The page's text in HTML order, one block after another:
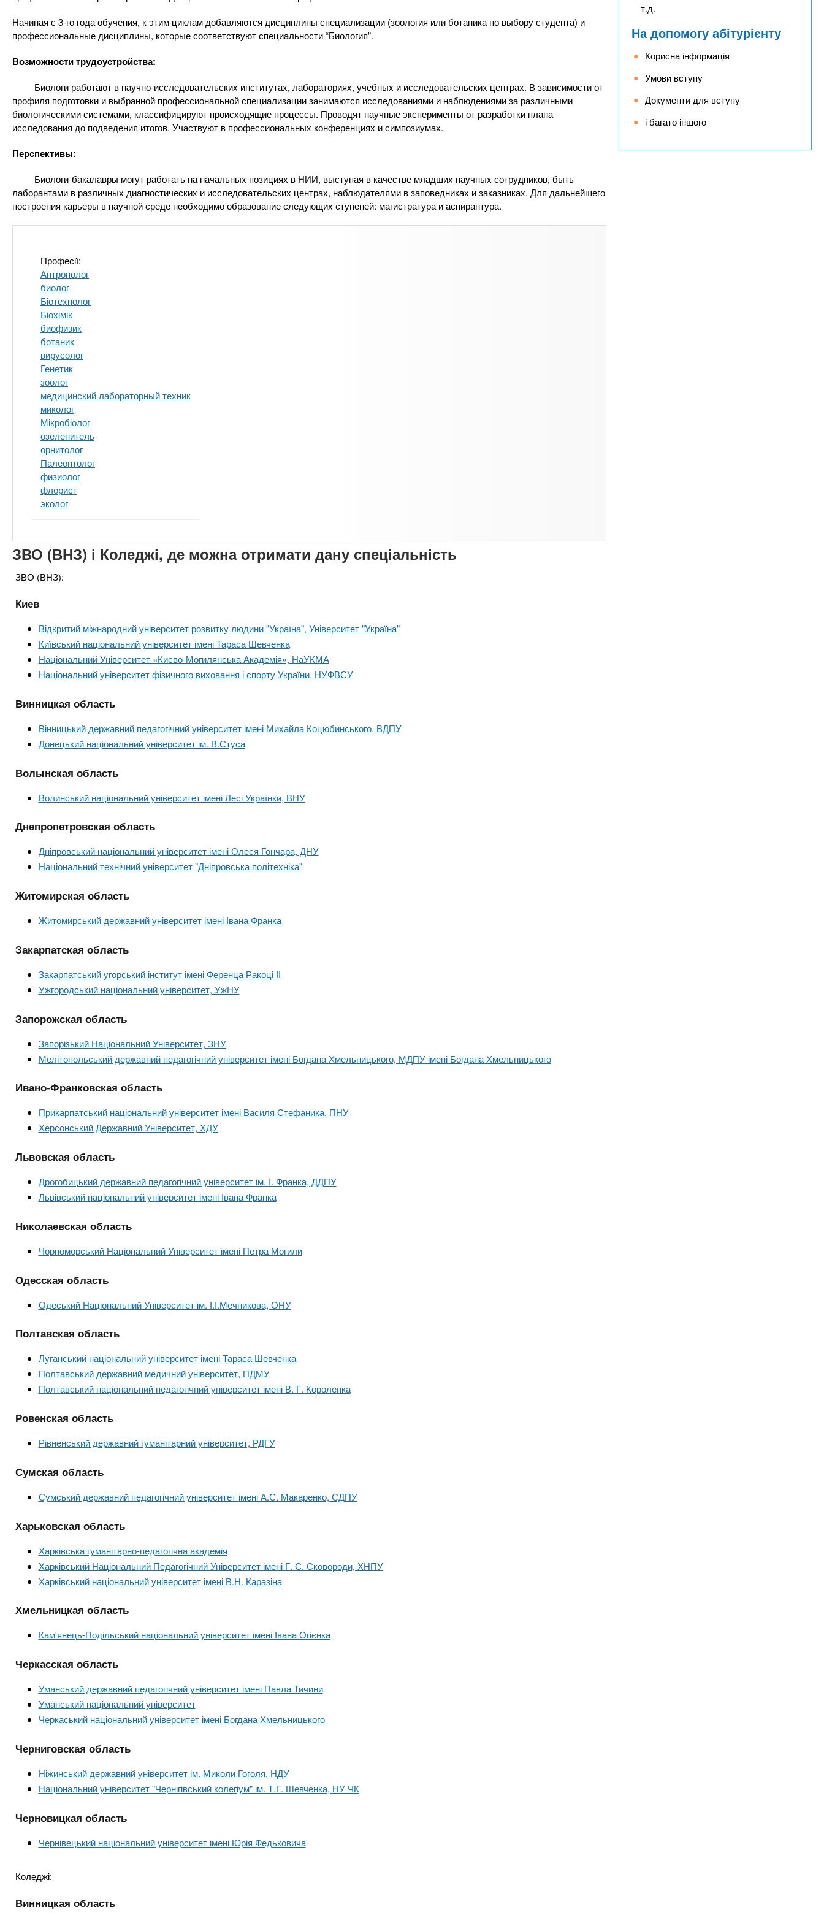
n
t
s
.
i
n
f
и
х
з
а
л
а
д
і
в
Начиная с 3-го года обучения, к этим циклам добавляются дисциплины специализации (зоология или ботаника по выбору студента) и
профессиональные дисциплины, которые соответствуют специальности “Биология”.
Возможности трудоустройства:
Биологи работают в научно-исследовательских институтах, лабораториях, учебных и исследовательских центрах. В зависимости от
профиля подготовки и выбранной профессиональной специализации занимаются исследованиями и наблюдениями за различными
биологическими системами, классифицируют происходящие процессы. Проводят научные эксперименты от разработки плана
исследования до подведения итогов. Участвуют в профессиональных конференциях и симпозиумах.
Перспективы:
Биологи-бакалавры могут работать на начальных позициях в НИИ, выступая в качестве младших научных сотрудников, быть
лаборантами в различных диагностических и исследовательских центрах, наблюдателями в заповедниках и заказниках. Для дальнейшего
построения карьеры в научной среде необходимо образование следующих ступеней: магистратура и аспирантура.
Професії:
Антрополог
биолог
Біотехнолог
Біохімік
биофизик
ботаник
вирусолог
Генетик
зоолог
медицинский лабораторный техник
миколог
Мікробіолог
озеленитель
орнитолог
Палеонтолог
физиолог
флорист
эколог
ЗВО (ВНЗ) і Коледжі, де можна отримати дану спеціальність
ЗВО (ВНЗ):
Киев
Відкритий міжнародний університет розвитку людини "Україна", Університет "Україна"
Київський національний університет імені Тараса Шевченка
Національний Університет «Києво-Могилянська Академія», НаУКМА
Національний університет фізичного виховання і спорту України, НУФВСУ
Винницкая область
Вінницький державний педагогічний університет імені Михайла Коцюбинського, ВДПУ
Донецький національний університет ім. В.Стуса
Волынская область
Волинський національний університет імені Лесі Українки, ВНУ
Днепропетровская область
Дніпровський національний університет імені Олеся Гончара, ДНУ
Національний технічний університет "Дніпровська політехніка"
Житомирская область
Житомирський державний університет імені Івана Франка
Закарпатская область
Закарпатський угорський інститут імені Ференца Ракоці ІІ
Ужгородський національний університет, УжНУ
Запорожская область
Запорізький Національний Університет, ЗНУ
Мелітопольський державний педагогічний університет імені Богдана Хмельницького, МДПУ імені Богдана Хмельницького
Ивано-Франковская область
Прикарпатський національний університет імені Василя Стефаника, ПНУ
Херсонський Державний Університет, ХДУ
Львовская область
Дрогобицький державний педагогічний університет ім. І. Франка, ДДПУ
Львівський національний університет імені Івана Франка
Николаевская область
Чорноморський Національний Університет імені Петра Могили
Одесская область
Одеський Національний Університет ім. І.І.Мечникова, ОНУ
Полтавская область
Луганський національний університет імені Тараса Шевченка
Полтавський державний медичний університет, ПДМУ
Полтавський національний педагогічний університет імені В. Г. Короленка
Ровенская область
Рівненський державний гуманітарний університет, РДГУ
Сумская область
Сумський державний педагогічний університет імені А.С. Макаренко, СДПУ
Харьковская область
Харківська гуманітарно-педагогічна академія
Харківський Національний Педагогічний Університет імені Г. С. Сковороди, ХНПУ
Харківський національний університет імені В.Н. Каразіна
Хмельницкая область
Кам'янець-Подільський національний університет імені Івана Огієнка
Черкасская область
Уманський державний педагогічний університет імені Павла Тичини
Уманський національний університет
Черкаський національний університет імені Богдана Хмельницького
Черниговская область
Ніжинський державний університет ім. Миколи Гоголя, НДУ
Національний університет "Чернігівський колегіум" ім. Т.Г. Шевченка, НУ ЧК
Черновицкая область
Чернівецький національний університет імені Юрія Федьковича
Коледжі:
Винницкая область
т.д.
На допомогу абітурієнту
Корисна інформація
Умови вступу
Документи для вступу
і багато іншого